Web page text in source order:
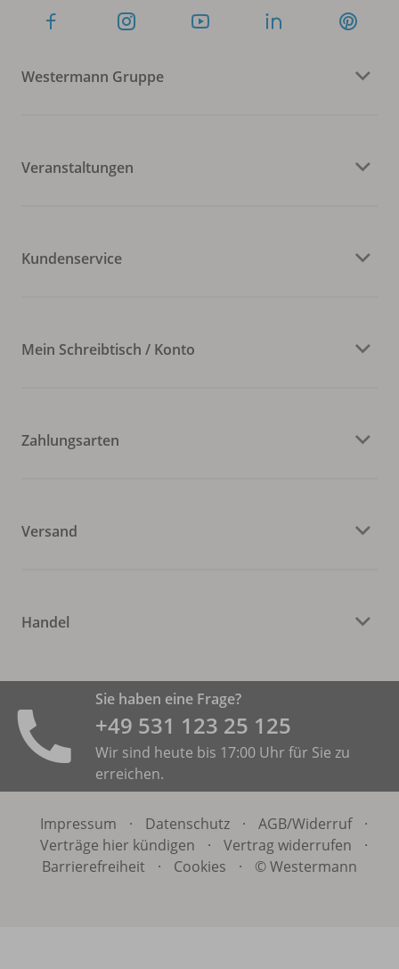
Westermann Gruppe
Veranstaltungen
Kundenservice
Mein Schreibtisch / Konto
Zahlungsarten
Versand
Handel
Sie haben eine Frage?
+49 531 ­123 25 125
Wir sind heute bis 17:00 Uhr für Sie zu
erreichen.
Impressum · Datenschutz · AGB/Widerruf
·
Verträge hier kündigen
· Vertrag widerrufen
·
Barrierefreiheit
· Cookies · © Westermann